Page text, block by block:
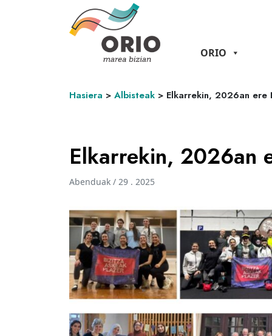
ORIO
Hasiera > Albisteak > Elkarrekin, 2026an ere
Elkarrekin, 2026an
Abenduak / 29 . 2025